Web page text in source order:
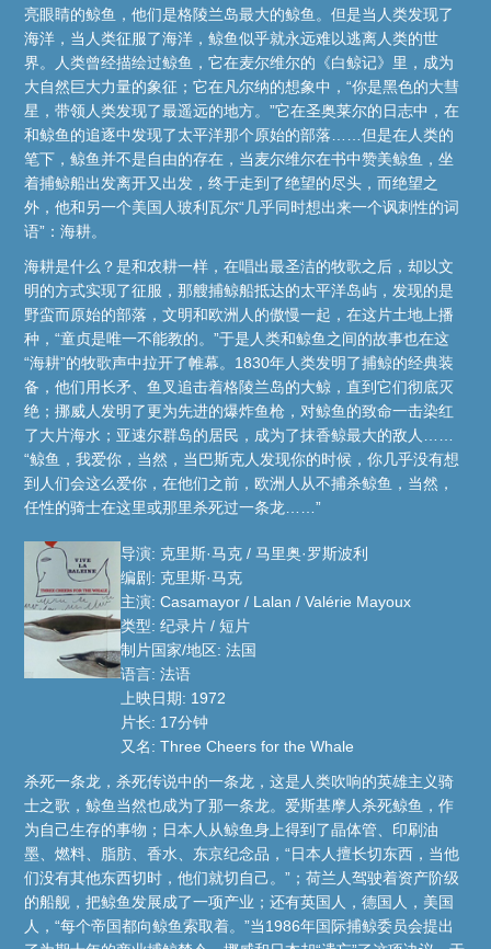
亮眼睛的鲸鱼，他们是格陵兰岛最大的鲸鱼。但是当人类发现了
海洋，当人类征服了海洋，鲸鱼似乎就永远难以逃离人类的世
界。人类曾经描绘过鲸鱼，它在麦尔维尔的《白鲸记》里，成为
大自然巨大力量的象征；它在凡尔纳的想象中，“你是黑色的大彗
星，带领人类发现了最遥远的地方。”它在圣奥莱尔的日志中，在
和鲸鱼的追逐中发现了太平洋那个原始的部落……但是在人类的
笔下，鲸鱼并不是自由的存在，当麦尔维尔在书中赞美鲸鱼，坐
着捕鲸船出发离开又出发，终于走到了绝望的尽头，而绝望之
外，他和另一个美国人玻利瓦尔“几乎同时想出来一个讽刺性的词
语”：海耕。
海耕是什么？是和农耕一样，在唱出最圣洁的牧歌之后，却以文
明的方式实现了征服，那艘捕鲸船抵达的太平洋岛屿，发现的是
野蛮而原始的部落，文明和欧洲人的傲慢一起，在这片土地上播
种，“童贞是唯一不能教的。”于是人类和鲸鱼之间的故事也在这
“海耕”的牧歌声中拉开了帷幕。1830年人类发明了捕鲸的经典装
备，他们用长矛、鱼叉追击着格陵兰岛的大鲸，直到它们彻底灭
绝；挪威人发明了更为先进的爆炸鱼枪，对鲸鱼的致命一击染红
了大片海水；亚速尔群岛的居民，成为了抹香鲸最大的敌人……
“鲸鱼，我爱你，当然，当巴斯克人发现你的时候，你几乎没有想
到人们会这么爱你，在他们之前，欧洲人从不捕杀鲸鱼，当然，
任性的骑士在这里或那里杀死过一条龙……”
导演: 克里斯·马克 / 马里奥·罗斯波利
编剧: 克里斯·马克
主演: Casamayor / Lalan / Valérie Mayoux
类型: 纪录片 / 短片
制片国家/地区: 法国
语言: 法语
上映日期: 1972
片长: 17分钟
又名: Three Cheers for the Whale
杀死一条龙，杀死传说中的一条龙，这是人类吹响的英雄主义骑
士之歌，鲸鱼当然也成为了那一条龙。爱斯基摩人杀死鲸鱼，作
为自己生存的事物；日本人从鲸鱼身上得到了晶体管、印刷油
墨、燃料、脂肪、香水、东京纪念品，“日本人擅长切东西，当他
们没有其他东西切时，他们就切自己。”；荷兰人驾驶着资产阶级
的船舰，把鲸鱼发展成了一项产业；还有英国人，德国人，美国
人，“每个帝国都向鲸鱼索取着。”当1986年国际捕鲸委员会提出